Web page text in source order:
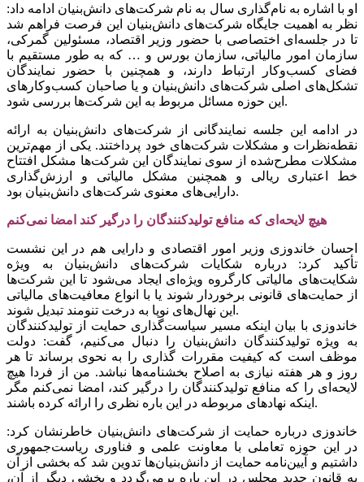
او با اشاره به نام‌گذاری سال به نام شرکت‌های دانش‌بنیان ادامه داد:
نظر به اهمیت جایگاه شرکت‌های دانش‌بنیان این فرصت فراهم شد
تا در جلسه‌ای اختصاصی با حضور وزیر اقتصاد، مسئولین گمرکی،
سازمان امور مالیاتی، سازمان بورس و … که به طور مستقیم با
فضای کسب‌وکار ارتباط دارند، و همچنین با حضور نمایندگان
تشکل‌های اصلی شرکت‌های دانش‌بنیان و یا صاحبان کسب‌وکارهای
این حوزه مسائل مربوط به این شرکت‌ها بررسی شود.
در ادامه این جلسه نمایندگانی از شرکت‌های دانش‌بنیان به ارائه
نقطه‌نظرات و مشکلات شرکت‌های خود پرداختند. یکی از مهم‌ترین
مشکلات مطرح‌شده از سوی نمایندگان این شرکت‌ها مشکل افتتاح
خط اعتباری ریالی و همچنین مشکل مالیاتی و ارزش‌گذاری
دارایی‌های معنوی شرکت‌های دانش‌بنیان بود.
هیچ لایحه‌ای که منافع تولیدکنندگان را درگیر کند امضا نمی‌کنم
احسان خاندوزی وزیر امور اقتصادی و دارایی هم در این نشست
تأکید کرد: درباره شکایات شرکت‌های دانش‌بنیان به ویژه
شکایت‌های مالیاتی کارگروه ویژه‌ای ایجاد می‌شود تا این شرکت‌ها
از حمایت‌های قانونی برخوردار شوند یا با انواع معافیت‌های مالیاتی
این نهال‌های نوپا به درخت تنومند تبدیل شوند.
خاندوزی با بیان اینکه مسیر سیاست‌گذاری حمایت از تولیدکنندگان
به ویژه تولیدکنندگان دانش‌بنیان را دنبال می‌کنیم، گفت: دولت
موظف است که کیفیت مقررات گذاری را به نحوی برساند تا هر
روز و هر هفته نیازی به اصلاح بخشنامه‌ها نباشد. من از فردا هیچ
لایحه‌ای را که منافع تولیدکنندگان را درگیر کند، امضا نمی‌کنم مگر
اینکه نهادهای مربوطه در این باره نظری را ارائه کرده باشند.
خاندوزی درباره حمایت از شرکت‌های دانش‌بنیان خاطرنشان کرد:
در این حوزه تعاملی با معاونت علمی و فناوری ریاست‌جمهوری
داشتیم و آیین‌نامه حمایت از دانش‌بنیان‌ها تدوین شد که بخشی از آن
به قانون جدید مجلس در این باره برمی‌گردد و بخشی دیگر از آن،